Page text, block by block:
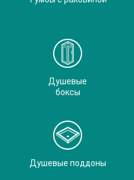
Душевые
боксы
Душевые поддоны